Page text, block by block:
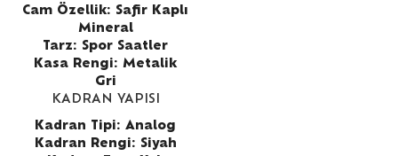
Cam Özellik: Safir Kaplı
Mineral
Tarz: Spor Saatler
Kasa Rengi: Metalik
Gri
KADRAN YAPISI
Kadran Tipi: Analog
Kadran Rengi: Siyah